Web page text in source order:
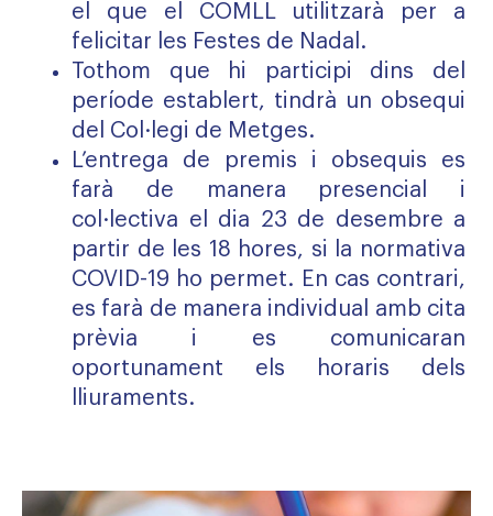
el que el COMLL utilitzarà per a
felicitar les Festes de Nadal.
Tothom que hi participi dins del
període establert, tindrà un obsequi
del Col·legi de Metges.
L’entrega de premis i obsequis es
farà de manera presencial i
col·lectiva el dia 23 de desembre a
partir de les 18 hores, si la normativa
COVID-19 ho permet. En cas contrari,
es farà de manera individual amb cita
prèvia i es comunicaran
oportunament els horaris dels
lliuraments.